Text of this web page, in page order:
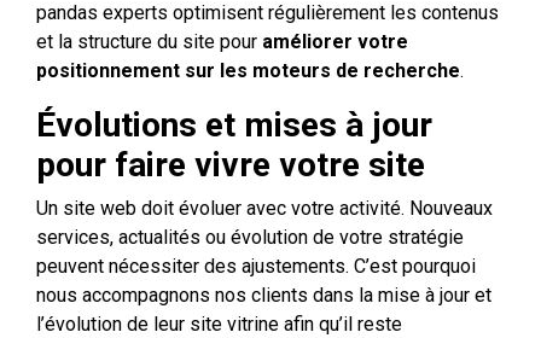
pandas experts optimisent régulièrement les contenus
et la structure du site pour améliorer votre
positionnement sur les moteurs de recherche.
Évolutions et mises à jour
pour faire vivre votre site
Un site web doit évoluer avec votre activité. Nouveaux
services, actualités ou évolution de votre stratégie
peuvent nécessiter des ajustements. C’est pourquoi
nous accompagnons nos clients dans la mise à jour et
l’évolution de leur site vitrine afin qu’il reste